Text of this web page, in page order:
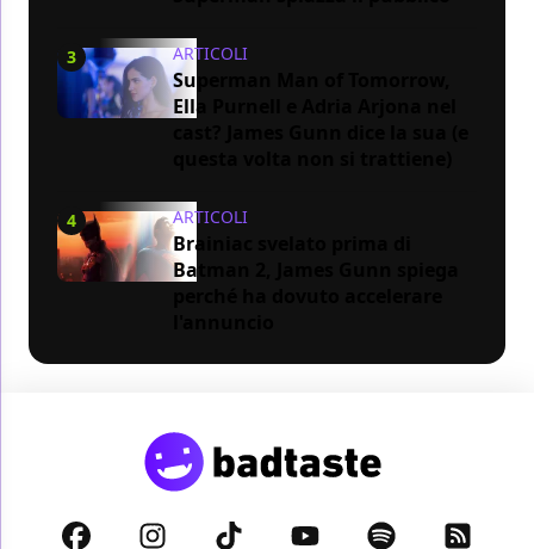
3 ARTICOLI
Superman Man of Tomorrow,
Ella Purnell e Adria Arjona nel
4 ARTICOLI
Brainiac svelato prima di
Batman 2, James Gunn spiega